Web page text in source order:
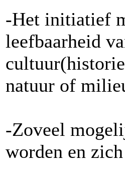
-Het initiatief
leefbaarheid
natuur of
-Zoveel
worden en